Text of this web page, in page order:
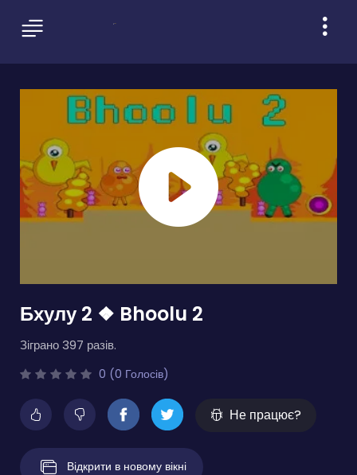
Бхулу 2 ❖ Bhoolu 2
Зіграно 397 разів.
0 (0 Голосів)
Не працює?
Відкрити в новому вікні